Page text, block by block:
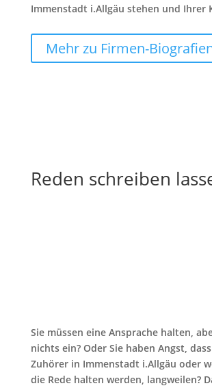
Immenstadt i.Allgäu stehen und Ihrer
Mehr zu Firmen-
Reden schreiben
Sie müssen eine Ansprache halten,
nichts ein? Oder Sie haben Angst,
Zuhörer in Immenstadt i.Allgäu oder
die Rede halten werden, langweilen?